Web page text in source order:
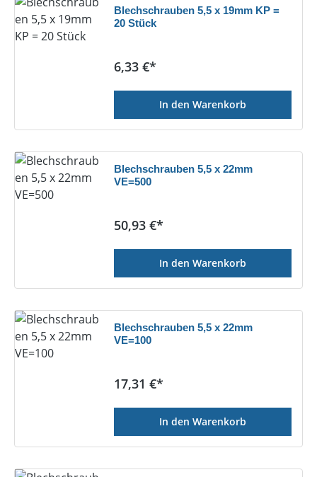
Blechschrauben 5,5 x 19mm KP =
20 Stück
Regulärer Preis:
6,33 €*
In den Warenkorb
Blechschrauben 5,5 x 22mm
VE=500
Regulärer Preis:
50,93 €*
In den Warenkorb
Blechschrauben 5,5 x 22mm
VE=100
Regulärer Preis:
17,31 €*
In den Warenkorb